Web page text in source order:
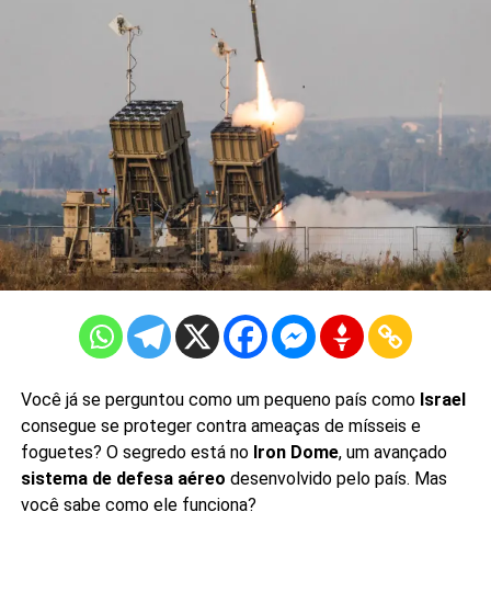
Você já se perguntou como um pequeno país como Israel
consegue se proteger contra ameaças de mísseis e
foguetes? O segredo está no Iron Dome, um avançado
sistema de defesa aéreo desenvolvido pelo país. Mas
você sabe como ele funciona?